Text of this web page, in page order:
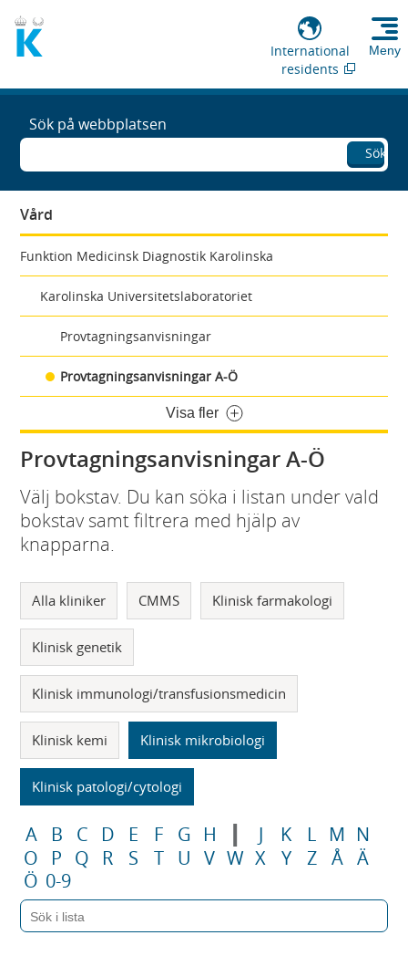
International
residents
Meny
Sök på webbplatsen
Sök
Vård
Funktion Medicinsk Diagnostik Karolinska
Karolinska Universitetslaboratoriet
Provtagningsanvisningar
Provtagningsanvisningar A-Ö
Visa fler
Provtagningsanvisningar A-Ö
Välj bokstav. Du kan söka i listan under vald
bokstav samt filtrera med hjälp av
knapparna.
Alla kliniker CMMS Klinisk farmakologi
Klinisk genetik
Klinisk immunologi/transfusionsmedicin
Klinisk kemi Klinisk mikrobiologi
Klinisk patologi/cytologi
A B C D E F G H I J K L M N
O
P Q R S T U V W X Y Z Å Ä
Ö 0-9